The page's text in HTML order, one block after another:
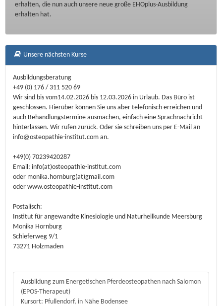
erhalten, die nun auch unsere neue große EHOplus-Ausbildung
erhalten hat.
Unsere nächsten Kurse
Ausbildungsberatung
+49 (0) 176 / 311 520 69
Wir sind bis vom14.02.2026 bis 12.03.2026 in Urlaub. Das Büro ist
geschlossen. Hierüber können Sie uns aber telefonisch erreichen und
auch Behandlungstermine ausmachen, einfach eine Sprachnachricht
hinterlassen. Wir rufen zurück. Oder sie schreiben uns per E-Mail an
info@osteopathie-institut.com an.
+49(0) 70239420287
Email: info(at)osteopathie-institut.com
oder monika.hornburg(at)gmail.com
oder www.osteopathie-institut.com
Postalisch:
Institut für angewandte Kinesiologie und Naturheilkunde Meersburg
Monika Hornburg
Schieferweg 9/1
73271 Holzmaden
Ausbildung zum Energetischen Pferdeosteopathen nach Salomon
(EPOS-Therapeut)
Kursort: Pfullendorf, in Nähe Bodensee